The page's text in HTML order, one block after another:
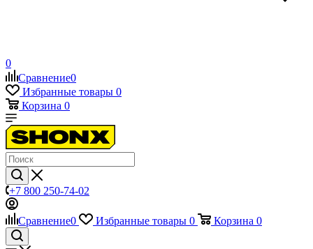
0
Сравнение0
Избранные товары 0
Корзина 0
+7 800 250-74-02
Сравнение0 Избранные товары 0 Корзина 0